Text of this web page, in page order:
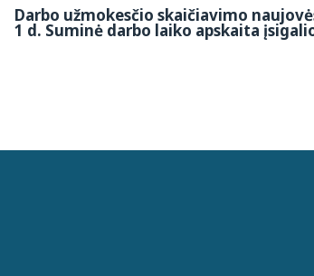
Darbo užmokesčio skaičiavimo
1 d. Suminė darbo laiko apskaita